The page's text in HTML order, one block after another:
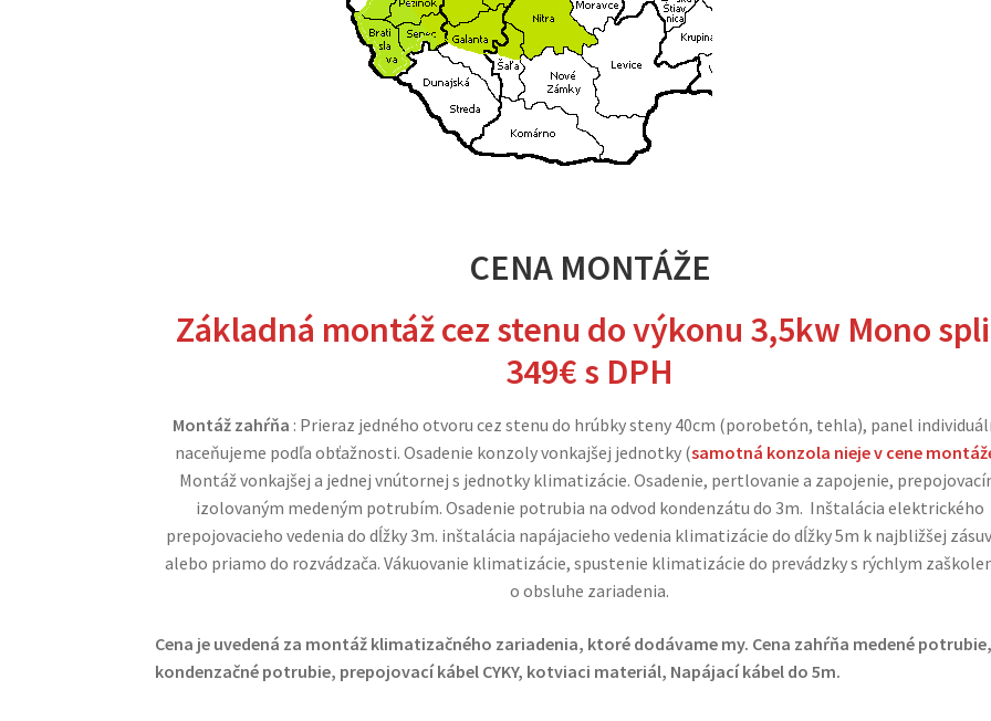
CENA MONTÁŽE
Základná montáž cez stenu do výkonu 3,5kw Mono
349€ s DPH
Montáž zahŕňa : Prieraz jedného otvoru cez stenu do hrúbky steny 40cm (porobetón, tehla), panel
naceňujeme podľa obťažnosti. Osadenie konzoly vonkajšej jednotky (samotná konzola nieje v cene
Montáž vonkajšej a jednej vnútornej s jednotky klimatizácie. Osadenie, pertlovanie a zapojenie,
izolovaným medeným potrubím. Osadenie potrubia na odvod kondenzátu do 3m. Inštalácia elektrického
prepojovacieho vedenia do dĺžky 3m. inštalácia napájacieho vedenia klimatizácie do dĺžky 5m k najbližšej
alebo priamo do rozvádzača. Vákuovanie klimatizácie, spustenie klimatizácie do prevádzky s rýchlym
o obsluhe zariadenia.
Cena je uvedená za montáž klimatizačného zariadenia, ktoré dodávame my. Cena zahŕňa medené potrubie,
kondenzačné potrubie, prepojovací kábel CYKY, kotviaci materiál, Napájací kábel do 5m.